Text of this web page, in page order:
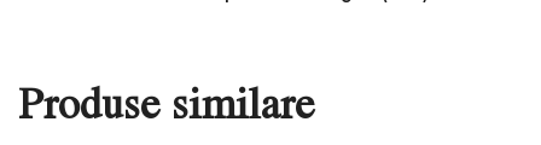
Produse similare